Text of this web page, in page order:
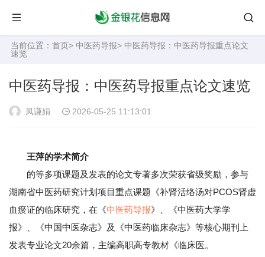
当前位置： 首页> 中医药导报> 中医药导报：中医药导报重点论文
速览
中医药导报：中医药导报重点论文速览
凤谦娟 2026-05-25 11:13:01
王萍的学术简介
的等多项课题及发表的论文专著多次荣获省级奖励，参与
湖南省中医药研究计划项目重点课题《补肾活络汤对PCOS肾虚
血瘀证的临床研究，在《中医药导报》、《中医药大学学
报》、《中国中医杂志》及《中医药临床杂志》等核心期刊上
发表专业论文20余篇，主编高职高专教材《临床医。